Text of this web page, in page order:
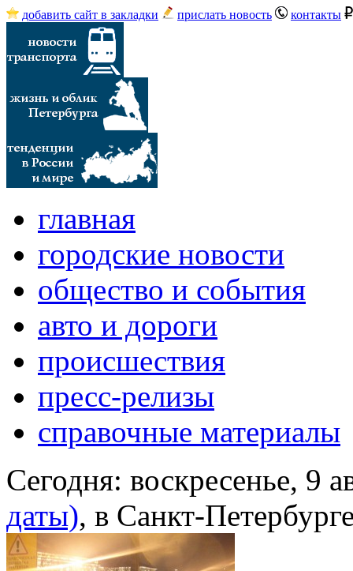
добавить сайт в закладки прислать новость контакты
главная
городские новости
общество и события
авто и дороги
происшествия
пресс-релизы
справочные материалы
Сегодня: воскресенье, 9
даты), в Санкт-